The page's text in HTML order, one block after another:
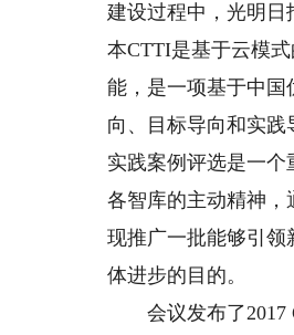
建设过程中，光明日
本CTTI是基于云模
能，是一项基于中国
向、目标导向和实践
实践案例评选是一
各智库的主动精神
现推广一批能够引
体进步的目的。
会议发布了2017